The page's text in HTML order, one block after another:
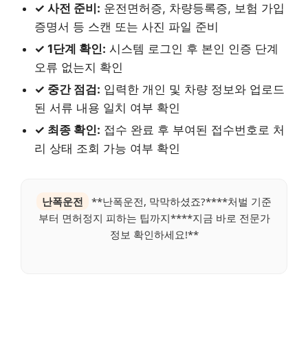
✓ 사전 준비: 운전면허증, 차량등록증, 보험 가입
증명서 등 스캔 또는 사진 파일 준비
✓ 1단계 확인: 시스템 로그인 후 본인 인증 단계
오류 없는지 확인
✓ 중간 점검: 입력한 개인 및 차량 정보와 업로드
된 서류 내용 일치 여부 확인
✓ 최종 확인: 접수 완료 후 부여된 접수번호로 처
리 상태 조회 가능 여부 확인
난폭운전
**난폭운전, 막막하셨죠?****처벌 기준
부터 면허정지 피하는 팁까지****지금 바로 전문가
정보 확인하세요!**